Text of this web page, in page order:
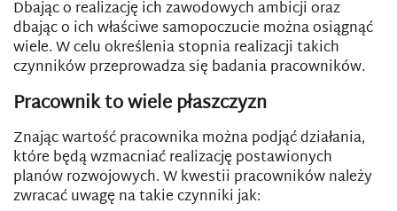
Dbając o realizację ich zawodowych ambicji oraz
dbając o ich właściwe samopoczucie można osiągnąć
wiele. W celu określenia stopnia realizacji takich
czynników przeprowadza się badania pracowników.
Pracownik to wiele płaszczyzn
Znając wartość pracownika można podjąć działania,
które będą wzmacniać realizację postawionych
planów rozwojowych. W kwestii pracowników należy
zwracać uwagę na takie czynniki jak: